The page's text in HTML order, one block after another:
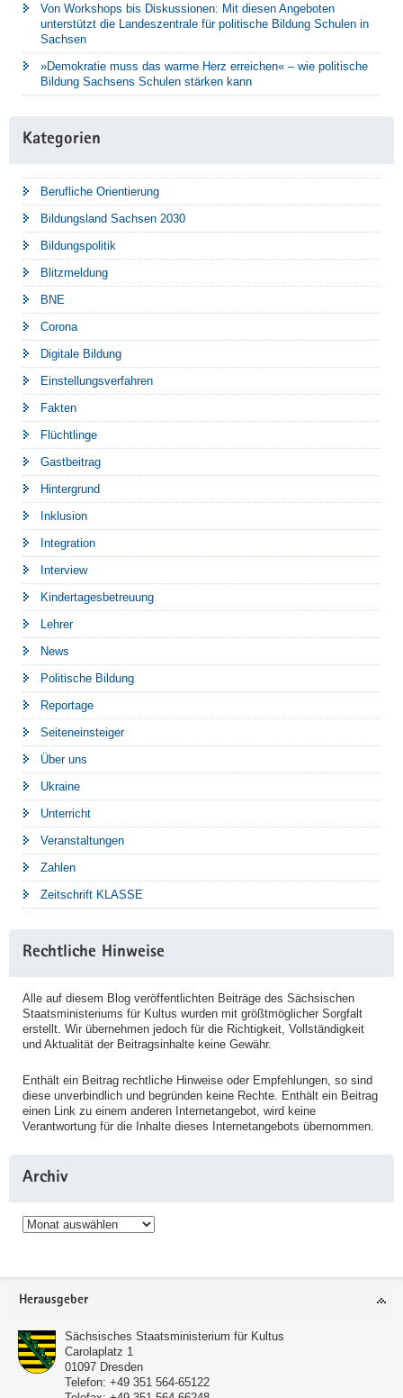
Von Workshops bis Diskussionen: Mit diesen Angeboten
unterstützt die Landeszentrale für politische Bildung Schulen in
Sachsen
»Demokratie muss das warme Herz erreichen« – wie politische
Bildung Sachsens Schulen stärken kann
Kategorien
Berufliche Orientierung
Bildungsland Sachsen 2030
Bildungspolitik
Blitzmeldung
BNE
Corona
Digitale Bildung
Einstellungsverfahren
Fakten
Flüchtlinge
Gastbeitrag
Hintergrund
Inklusion
Integration
Interview
Kindertagesbetreuung
Lehrer
News
Politische Bildung
Reportage
Seiteneinsteiger
Über uns
Ukraine
Unterricht
Veranstaltungen
Zahlen
Zeitschrift KLASSE
Rechtliche Hinweise
Alle auf diesem Blog veröffentlichten Beiträge des Sächsischen
Staatsministeriums für Kultus wurden mit größtmöglicher Sorgfalt
erstellt. Wir übernehmen jedoch für die Richtigkeit, Vollständigkeit
und Aktualität der Beitragsinhalte keine Gewähr.
Enthält ein Beitrag rechtliche Hinweise oder Empfehlungen, so sind
diese unverbindlich und begründen keine Rechte. Enthält ein Beitrag
einen Link zu einem anderen Internetangebot, wird keine
Verantwortung für die Inhalte dieses Internetangebots übernommen.
Archiv
Archiv
Service
Herausgeber
Sächsisches Staatsministerium für Kultus
Carolaplatz 1
01097 Dresden
Telefon: +49 351 564-65122